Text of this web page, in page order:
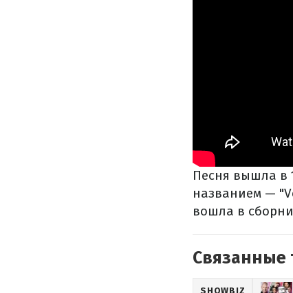
Песня вышла в
названием —
вошла в
Связанные
SHOWBIZ